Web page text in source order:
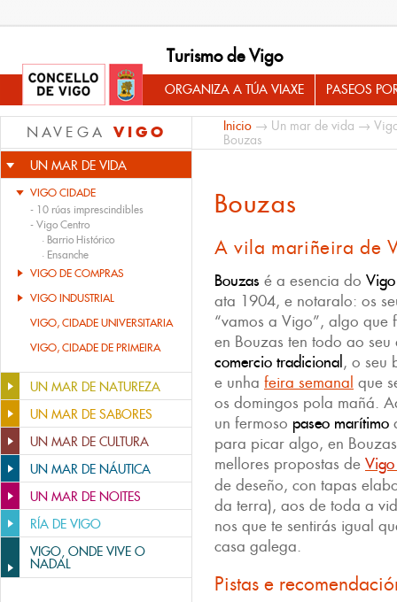
Turismo de Vigo
ORGANIZA A TÚA VIAXE PASEOS
NAVEGA VIGO
UN MAR DE VIDA
VIGO CIDADE
- 10 rúas imprescindibles
- Vigo Centro
· Barrio Histórico
· Ensanche
VIGO DE COMPRAS
VIGO INDUSTRIAL
VIGO, CIDADE UNIVERSITARIA
VIGO, CIDADE DE PRIMEIRA
UN MAR DE NATUREZA
UN MAR DE SABORES
UN MAR DE CULTURA
UN MAR DE NÁUTICA
UN MAR DE NOITES
RÍA DE VIGO
VIGO, ONDE VIVE O
NADAL
Inicio → Un mar de vida →
Bouzas
Bouzas
A vila mariñeira de
Bouzas é a esencia do
ata 1904, e notaralo: os
“vamos a Vigo”, algo que
en Bouzas ten todo ao
comercio tradicional , o seu
e unha feira semanal que
os domingos pola mañá.
un fermoso paseo marítimo
para picar algo, en
mellores propostas de
de deseño, con tapas
da terra), aos de toda a
nos que te sentirás igual
casa galega.
Pistas e